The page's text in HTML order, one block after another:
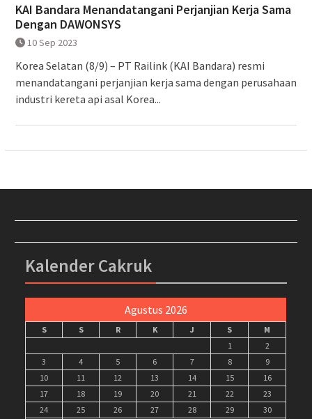
KAI Bandara Menandatangani Perjanjian Kerja Sama
Dengan DAWONSYS
10 Sep 2023
Korea Selatan (8/9) – PT Railink (KAI Bandara) resmi
menandatangani perjanjian kerja sama dengan perusahaan
industri kereta api asal Korea...
Kalender Cakruk
Agustus 2026
S S R K J S
M
1
2
3
4 5 6 7 8
9
10
11 12 13 14 15
16
17
18 19 20 21 22
23
24
25 26 27 28 29
30